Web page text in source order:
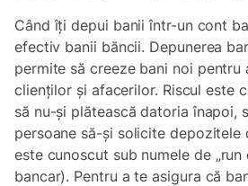
Când îți depui banii într-un cont
efectiv banii băncii. Depunerea
permite să creeze bani noi
clienților și afacerilor. Riscul este
să nu-și plătească datoria înapoi,
persoane să-și solicite depozitele
este cunoscut sub numele de
bancar). Pentru a te asigura că